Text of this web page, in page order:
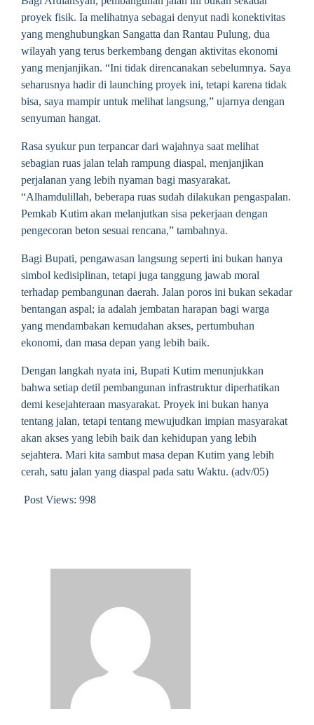
proyek fisik. Ia melihatnya sebagai denyut nadi konektivitas
yang menghubungkan Sangatta dan Rantau Pulung, dua
wilayah yang terus berkembang dengan aktivitas ekonomi
yang menjanjikan. “Ini tidak direncanakan sebelumnya. Saya
seharusnya hadir di launching proyek ini, tetapi karena tidak
bisa, saya mampir untuk melihat langsung,” ujarnya dengan
senyuman hangat.
Rasa syukur pun terpancar dari wajahnya saat melihat
sebagian ruas jalan telah rampung diaspal, menjanjikan
perjalanan yang lebih nyaman bagi masyarakat.
“Alhamdulillah, beberapa ruas sudah dilakukan pengaspalan.
Pemkab Kutim akan melanjutkan sisa pekerjaan dengan
pengecoran beton sesuai rencana,” tambahnya.
Bagi Bupati, pengawasan langsung seperti ini bukan hanya
simbol kedisiplinan, tetapi juga tanggung jawab moral
terhadap pembangunan daerah. Jalan poros ini bukan sekadar
bentangan aspal; ia adalah jembatan harapan bagi warga
yang mendambakan kemudahan akses, pertumbuhan
ekonomi, dan masa depan yang lebih baik.
Dengan langkah nyata ini, Bupati Kutim menunjukkan
bahwa setiap detil pembangunan infrastruktur diperhatikan
demi kesejahteraan masyarakat. Proyek ini bukan hanya
tentang jalan, tetapi tentang mewujudkan impian masyarakat
akan akses yang lebih baik dan kehidupan yang lebih
sejahtera. Mari kita sambut masa depan Kutim yang lebih
cerah, satu jalan yang diaspal pada satu Waktu. (adv/05)
Post Views: 998